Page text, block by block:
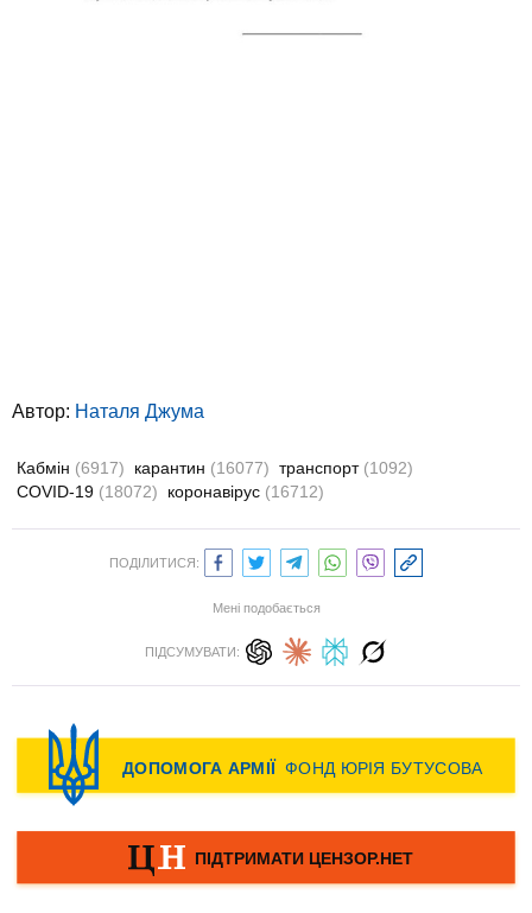
Автор: Наталя Джума
Кабмін (6917) карантин (16077) транспорт (1092)
COVID-19 (18072) коронавірус (16712)
ПОДІЛИТИСЯ:
Мені подобається
ПІДСУМУВАТИ: